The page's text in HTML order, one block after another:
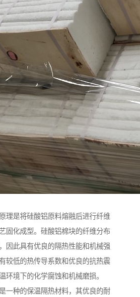
理是将硅酸铝原料熔融后进行纤维
固化成型。硅酸铝棉块的纤维分布
因此具有优良的隔热性能和机械强
较低的热传导系数和优良的抗热震
环境下的化学腐蚀和机械磨损。
一种的保温隔热材料，其优良的耐